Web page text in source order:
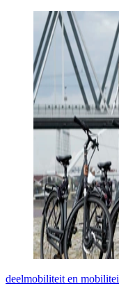
deelmobiliteit en